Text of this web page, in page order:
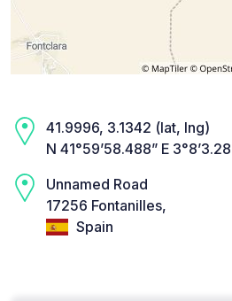
41.9996, 3.1342 (lat, lng)
N 41°59’58.488” E
Unnamed Road
17256 Fontanilles,
Spain